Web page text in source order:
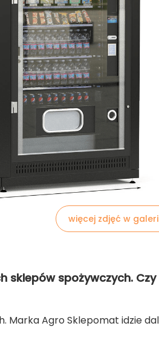
więcej zdjęć w
sklepów spożywczych. Czy
Marka Agro Sklepomat idzie